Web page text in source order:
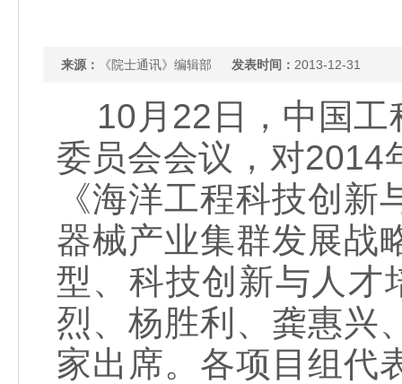
来源： 《院士通讯》编辑部 发表时间： 2013-12-31
10月22日，中国工
委员会会议，对2014
《海洋工程科技创
器械产业集群发展战
型、科技创新与人才
烈、杨胜利、龚惠兴
家出席。各项目组代